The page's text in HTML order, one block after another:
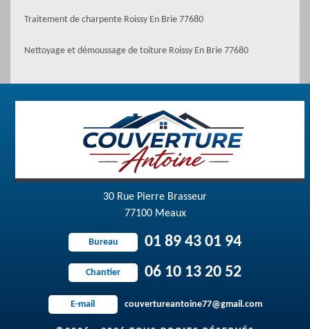
Traitement de charpente Roissy En Brie 77680
Nettoyage et démoussage de toiture Roissy En Brie 77680
30 Rue Pierre Brasseur
77100 Meaux
Bureau 01 89 43 01 94
Chantier 06 10 13 20 52
E-mail couvertureantoine77@gmail.com